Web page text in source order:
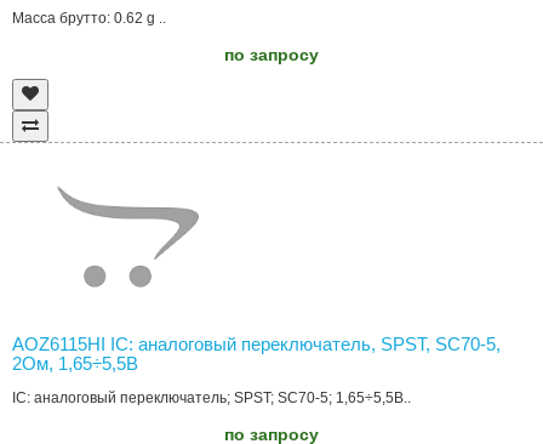
Масса брутто: 0.62 g ..
по запросу
AOZ6115HI IC: аналоговый переключатель, SPST, SC70-5,
2Ом, 1,65÷5,5В
IC: аналоговый переключатель; SPST; SC70-5; 1,65÷5,5В..
по запросу